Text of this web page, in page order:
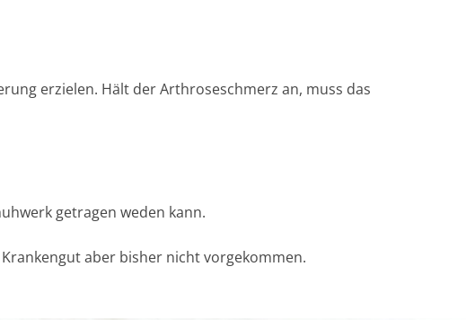
erzielen. Hält der Arthroseschmerz an, muss das
getragen weden kann.
aber bisher nicht vorgekommen.